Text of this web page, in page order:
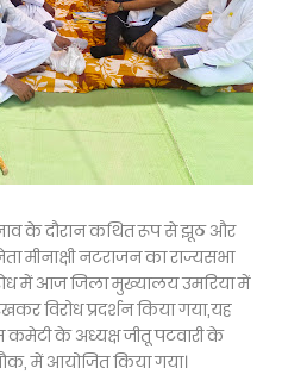
के दौरान कथित रूप से झूठ और
मीनाक्षी नटराजन का राज्यसभा
में आज जिला मुख्यालय उमरिया में
विरोध प्रदर्शन किया गया,यह
कमेटी के अध्यक्ष जीतू पटवारी के
में आयोजित किया गया।